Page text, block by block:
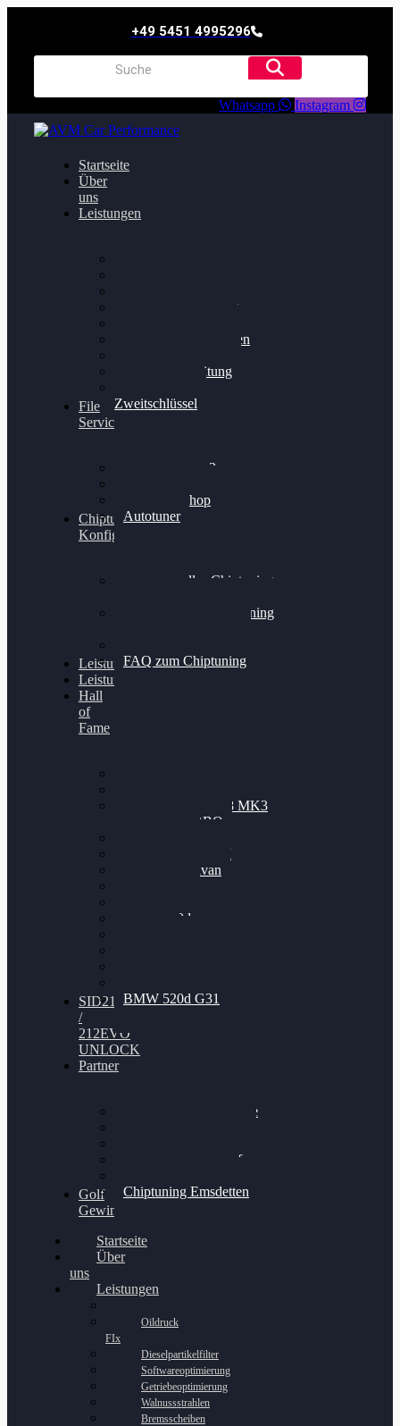
+49 5451 4995296
Whatsapp Instagram
Startseite
Über
uns
Leistungen
Getriebeoptimierung
Bremsscheiben planen
Felgenaufbereitung
Zweitschlüssel
File
Service
Alientech Kess3
Alientech Shop
Autotuner
Chiptuning
Konfigurator
Professionelles Chiptuning
Professionelles Chiptuning
FAQ zum Chiptuning
Leistungsmessung
Leistungsprüfstand
Hall
of
Fame
Nissan GT-R35 3.8 MK3
V6 TWINTURBO
VW Passat 2.0TDI
VW T6 Multivan
BMW 120d
BMW 520d G31
SID212
/
212EVO
UNLOCK
Partner
Bilgenroth Performance
Chiptuning Schüttorf
Chiptuning Emsdetten
Golf
Gewinnspiel
Startseite
Über
uns
Leistungen
Oildruck
FIx
Dieselpartikelfilter
Softwareoptimierung
Getriebeoptimierung
Walnussstrahlen
Bremsscheiben